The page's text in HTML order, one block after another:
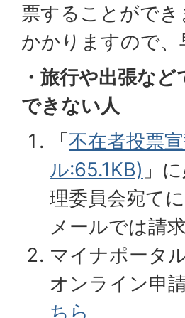
票することがで
かかりますので
・旅行や出張な
できない人
「不在者投票
ル:65.1KB) 」
理委員会宛て
メールでは請
マイナポータ
オンライン申
ちら